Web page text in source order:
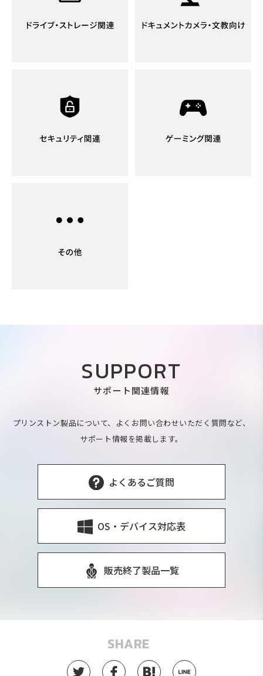
SUPPORT
サポート関連情報
プリンストン製品について、よくお問い合わせいただく質問など、
サポート情報を掲載します。
よくあるご質問
OS・デバイス対応表
販売終了製品一覧
SHARE